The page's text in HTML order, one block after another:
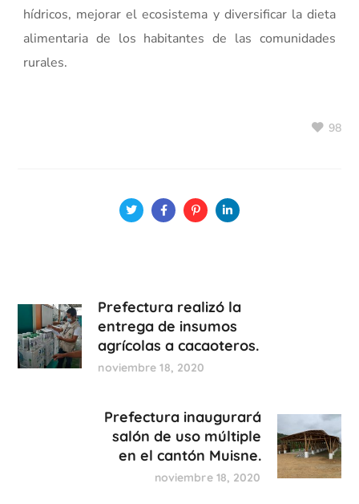
hídricos, mejorar el ecosistema y diversificar la dieta
alimentaria de los habitantes de las comunidades
rurales.
98
Prefectura realizó la
entrega de insumos
agrícolas a cacaoteros.
noviembre 18, 2020
Prefectura inaugurará
salón de uso múltiple
en el cantón Muisne.
noviembre 18, 2020